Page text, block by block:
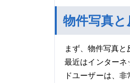
物件写真
まず、物件写真と
最近はインターネ
ドユーザーは、